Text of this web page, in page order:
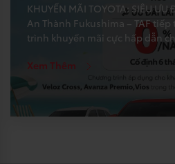
KHUYẾN MÃI TOYOTA: SIÊU ƯU
An Thành Fukushima – TAF
trình khuyến mãi cực hấp dẫn
ngày 01/06/2024 đến hết 30/06/
HÀNG MUA VELOZ CROSS &
Xem Thêm